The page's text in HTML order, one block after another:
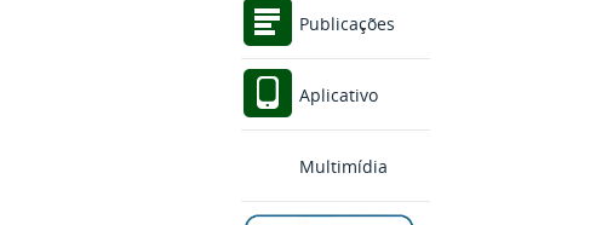
Publicações
Aplicativo
Multimídia